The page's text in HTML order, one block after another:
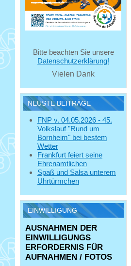
Bitte beachten Sie unsere
Datenschutzerklärung!
Vielen Dank
NEUSTE BEITRÄGE
FNP v. 04.05.2026 - 45.
Volkslauf "Rund um
Bornheim" bei bestem
Wetter
Frankfurt feiert seine
Ehrenamtlichen
Spaß und Salsa unterem
Uhrtürmchen
EINWILLIGUNG
AUSNAHMEN DER
EINWILLIGUNGS
ERFORDERNIS FÜR
AUFNAHMEN / FOTOS